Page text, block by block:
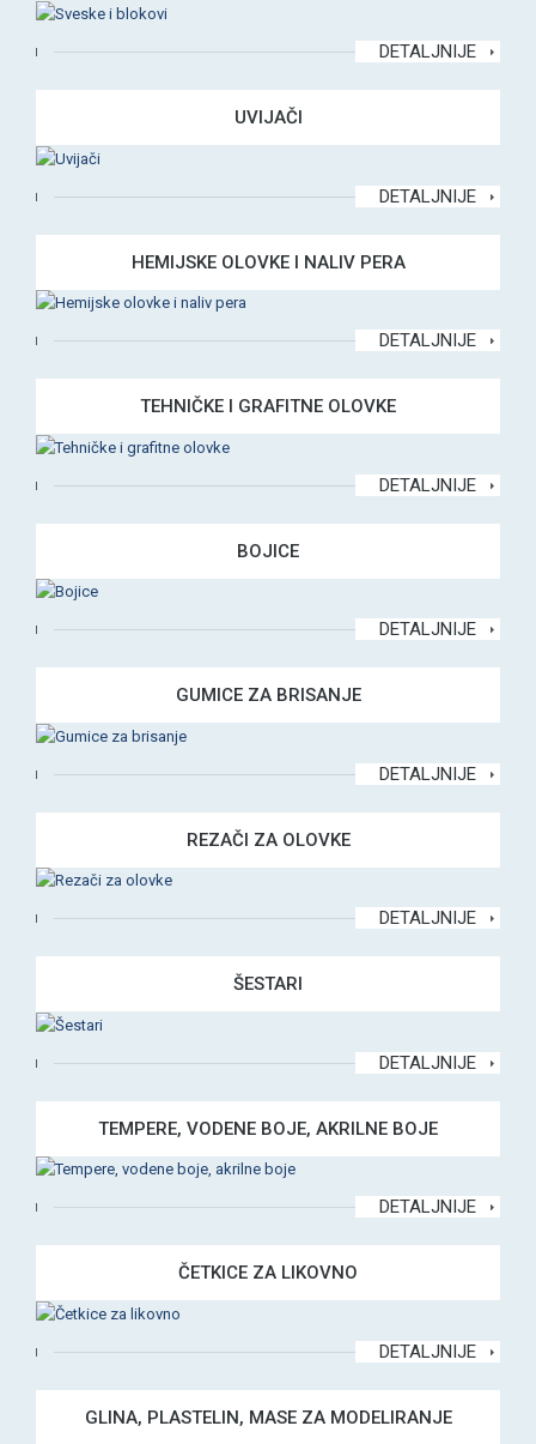
DETALJNIJE
UVIJAČI
DETALJNIJE
HEMIJSKE OLOVKE I NALIV PERA
DETALJNIJE
TEHNIČKE I GRAFITNE OLOVKE
DETALJNIJE
BOJICE
DETALJNIJE
GUMICE ZA BRISANJE
DETALJNIJE
REZAČI ZA OLOVKE
DETALJNIJE
ŠESTARI
DETALJNIJE
TEMPERE, VODENE BOJE, AKRILNE BOJE
DETALJNIJE
ČETKICE ZA LIKOVNO
DETALJNIJE
GLINA, PLASTELIN, MASE ZA MODELIRANJE